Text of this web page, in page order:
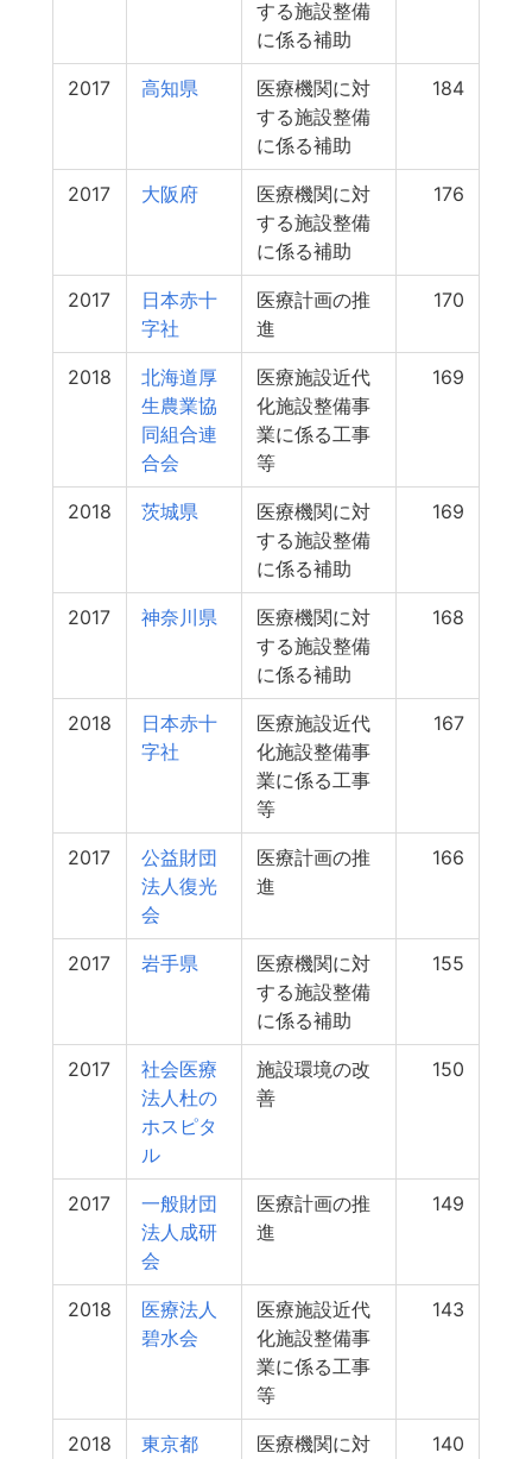
する施設整備
に係る補助
2017 高知県
医療機関に対
する施設整備
に係る補助
184
2017 大阪府
医療機関に対
する施設整備
に係る補助
176
2017
日本赤十
字社
医療計画の推
進
170
2018
北海道厚
生農業協
同組合連
合会
医療施設近代
化施設整備事
業に係る工事
等
169
2018 茨城県
医療機関に対
する施設整備
に係る補助
169
2017 神奈川県
医療機関に対
する施設整備
に係る補助
168
2018
日本赤十
字社
医療施設近代
化施設整備事
業に係る工事
等
167
2017
公益財団
法人復光
会
医療計画の推
進
166
2017 岩手県
医療機関に対
する施設整備
に係る補助
155
2017
社会医療
法人杜の
ホスピタ
ル
施設環境の改
善
150
2017
一般財団
法人成研
会
医療計画の推
進
149
2018
医療法人
碧水会
医療施設近代
化施設整備事
業に係る工事
等
143
2018 東京都
医療機関に対
140